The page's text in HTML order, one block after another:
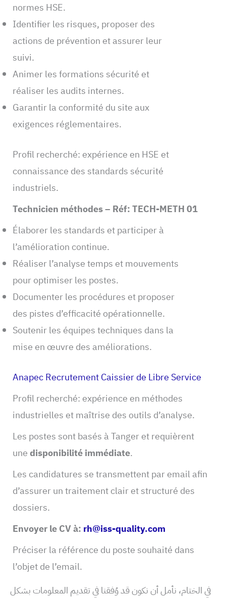
normes HSE.
Identifier les risques, proposer des
actions de prévention et assurer leur
suivi.
Animer les formations sécurité et
réaliser les audits internes.
Garantir la conformité du site aux
exigences réglementaires.
Profil recherché: expérience en HSE et
connaissance des standards sécurité
industriels.
Technicien méthodes – Réf: TECH-METH 01
Élaborer les standards et participer à
l’amélioration continue.
Réaliser l’analyse temps et mouvements
pour optimiser les postes.
Documenter les procédures et proposer
des pistes d’efficacité opérationnelle.
Soutenir les équipes techniques dans la
mise en œuvre des améliorations.
Anapec Recrutement Caissier de Libre Service
Profil recherché: expérience en méthodes
industrielles et maîtrise des outils d’analyse.
Les postes sont basés à Tanger et requièrent
unedisponibilité immédiate.
Les candidatures se transmettent par email afin
d’assurer un traitement clair et structuré des
dossiers.
Envoyer le CV à: rh@iss-quality.com
Préciser la référence du poste souhaité dans
l’objet de l’email.
في الختام، نأمل أن نكون قد وُفقنا في تقديم المعلومات بشكل